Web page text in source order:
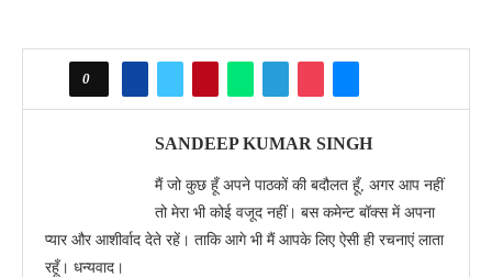
0
SANDEEP KUMAR SINGH
मैं जो कुछ हूँ अपने पाठकों की बदौलत हूँ, अगर आप नहीं
तो मेरा भी कोई वजूद नहीं। बस कमेन्ट बॉक्स में अपना
प्यार और आशीर्वाद देते रहें। ताकि आगे भी मैं आपके लिए ऐसी ही रचनाएं लाता
रहूँ। धन्यवाद।